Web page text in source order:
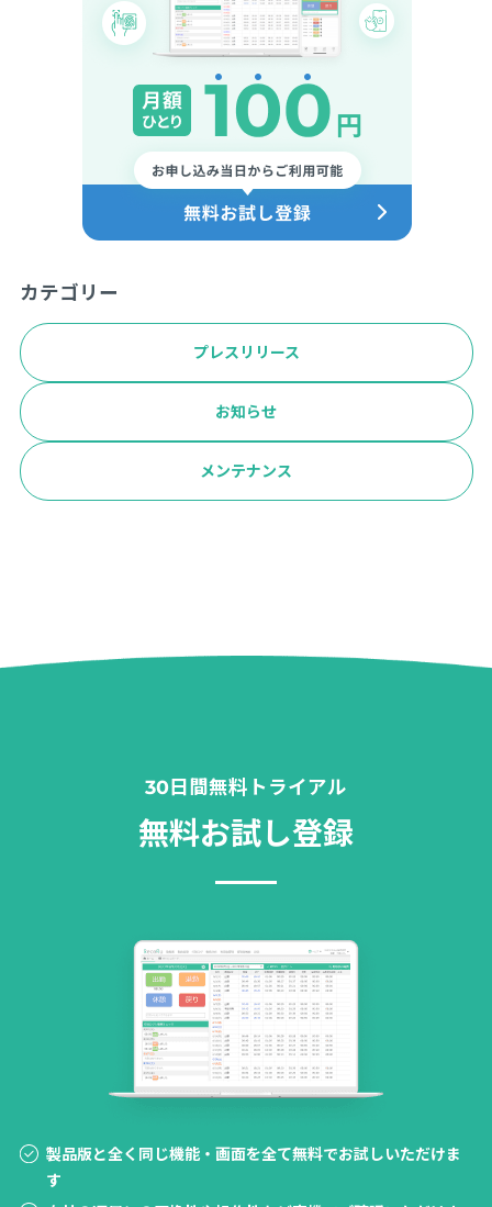
カテゴリー
プレスリリース
お知らせ
メンテナンス
30日間無料トライアル
無料お試し登録
製品版と全く同じ機能・画面を全て無料でお試しいただけま
す